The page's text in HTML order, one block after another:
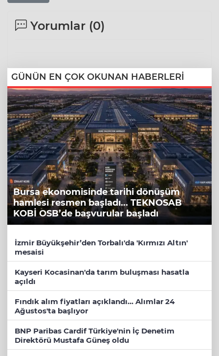
Yorumlar (0)
GÜNÜN EN ÇOK OKUNAN HABERLERİ
Bursa ekonomisinde tarihi dönüşüm
hamlesi resmen başladı... TEKNOSAB
KOBİ OSB’de başvurular başladı
İzmir Büyükşehir’den Torbalı'da 'Kırmızı Altın'
mesaisi
Kayseri Kocasinan'da tarım buluşması hasatla
açıldı
Fındık alım fiyatları açıklandı... Alımlar 24
Ağustos'ta başlıyor
BNP Paribas Cardif Türkiye'nin İç Denetim
Direktörü Mustafa Güneş oldu